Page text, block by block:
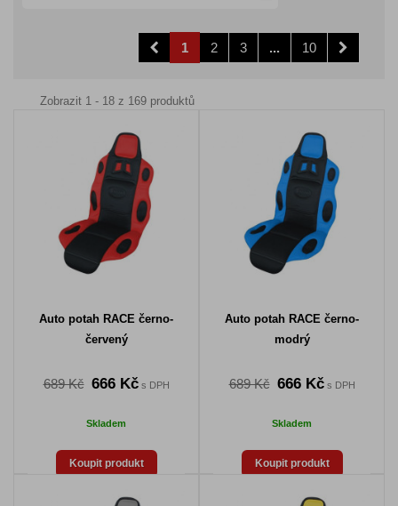
1 2 3 ... 10
Zobrazit 1 - 18 z 169 produktů
Auto potah RACE černo-
červený
689 Kč 666 Kčs DPH
Skladem
Koupit produkt
Auto potah RACE černo-
modrý
689 Kč 666 Kčs DPH
Skladem
Koupit produkt